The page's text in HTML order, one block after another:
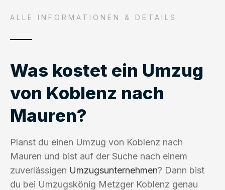
ALLE INFORMATIONEN & DETAILS
Was kostet ein Umzug
von Koblenz nach
Mauren?
Planst du einen Umzug von Koblenz nach
Mauren und bist auf der Suche nach einem
zuverlässigen Umzugsunternehmen? Dann bist
du bei Umzugskönig Metzger Koblenz genau